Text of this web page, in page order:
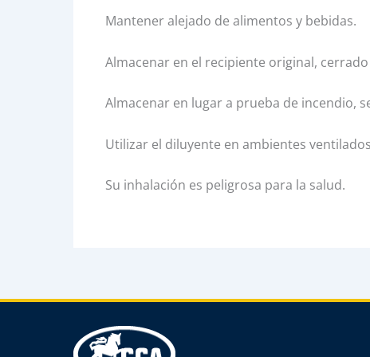
Mantener alejado de alimentos y bebidas.
Almacenar en el recipiente original,
Almacenar en lugar a prueba de incendio,
Utilizar el diluyente en ambientes
Su inhalación es peligrosa para la salud.